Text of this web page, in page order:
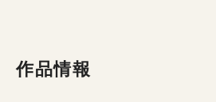
作品情報